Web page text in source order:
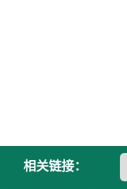
相关链接：